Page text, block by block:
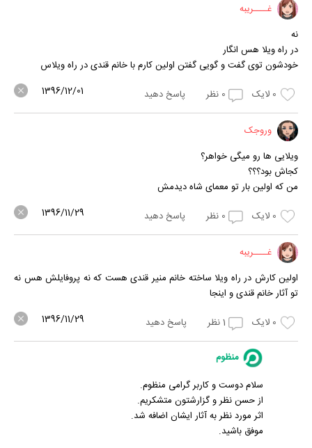
غــــریبه
نه
در راه ویلا هس انگار
خودشون توی گفت و گویی گفتن اولین کارم با خانم قندی در راه ویلاس
0 لایک 0 نظر پاسخ دهید 1396/12/01
وروجک
ویلایی ها رو میگی خواهر؟
کجاش بود؟؟؟
من که اولین بار تو معمای شاه دیدمش
0 لایک 0 نظر پاسخ دهید 1396/11/29
غــــریبه
اولین کارش در راه ویلا ساخته خانم منیر قندی هست که نه پروفایلش هس نه
تو آثار خانم قندی و اینجا
0 لایک 1نظر پاسخ دهید 1396/11/29
منظوم
سلام دوست و کاربر گرامی منظوم.
از حسن نظر و گزارشتون متشکریم.
اثر مورد نظر به آثار ایشان اضافه شد.
موفق باشید.